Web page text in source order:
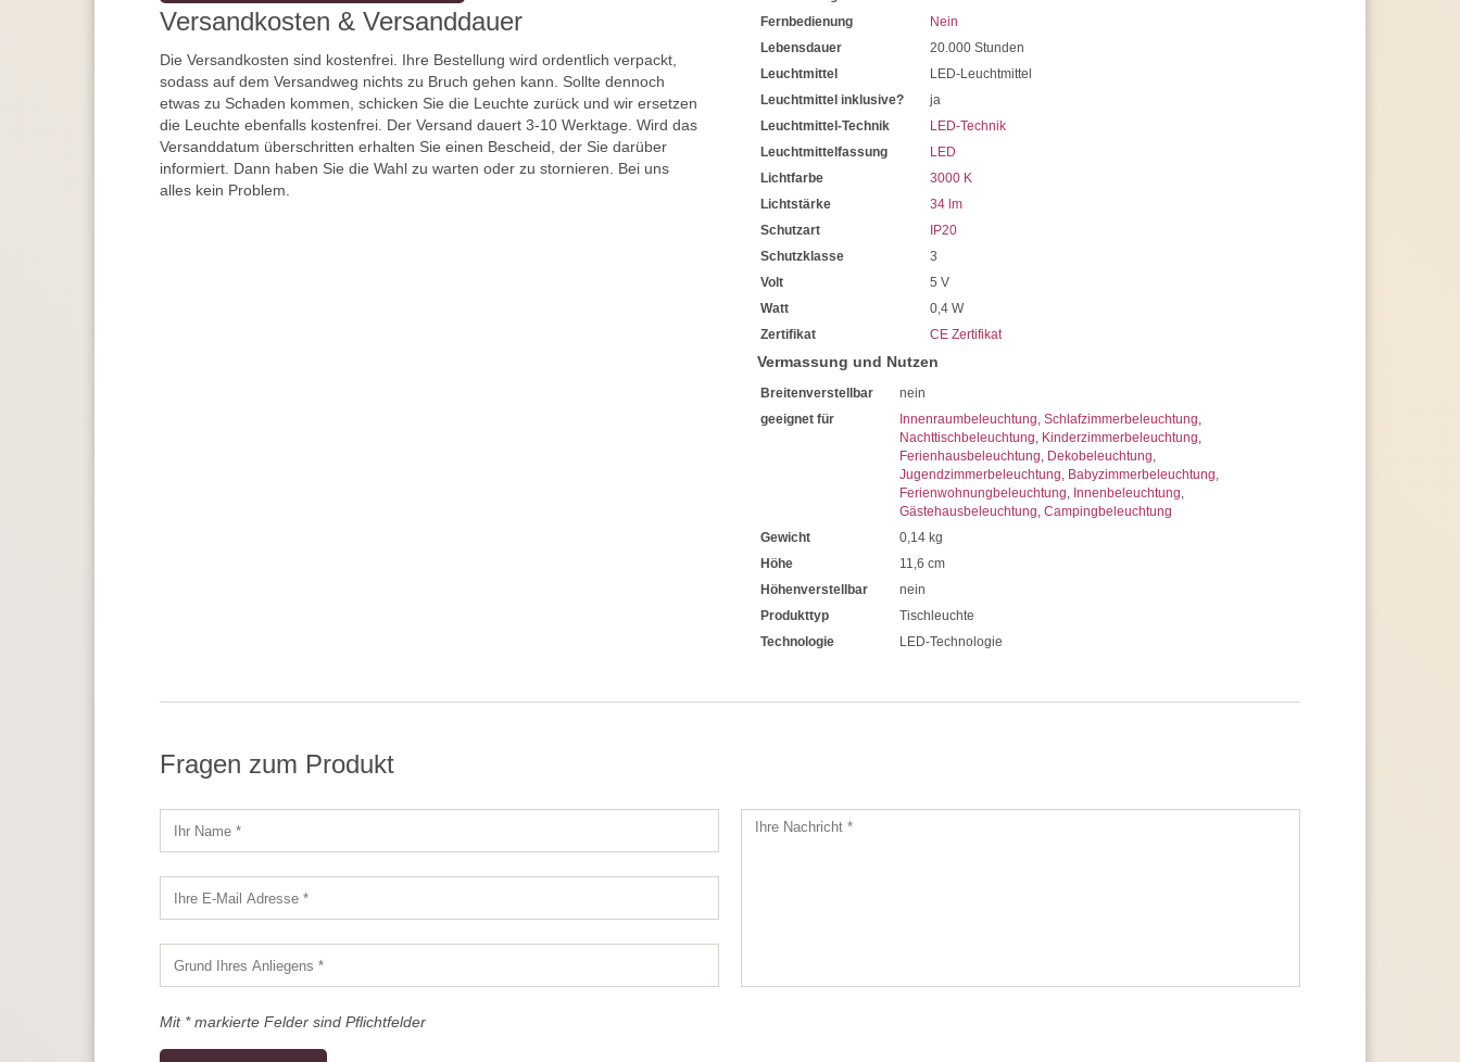
Versandkosten & Versanddauer
Die Versandkosten sind kostenfrei. Ihre Bestellung wird ordentlich verpackt,
sodass auf dem Versandweg nichts zu Bruch gehen kann. Sollte dennoch
etwas zu Schaden kommen, schicken Sie die Leuchte zurück und wir ersetzen
die Leuchte ebenfalls kostenfrei. Der Versand dauert 3-10 Werktage. Wird das
Versanddatum überschritten erhalten Sie einen Bescheid, der Sie darüber
informiert. Dann haben Sie die Wahl zu warten oder zu stornieren. Bei uns
alles kein Problem.
Fernbedienung
Nein
Lebensdauer
20.000 Stunden
Leuchtmittel
LED-Leuchtmittel
Leuchtmittel inklusive?
ja
Leuchtmittel-Technik
LED-Technik
Leuchtmittelfassung
LED
Lichtfarbe
3000 K
Lichtstärke
34 lm
Schutzart
IP20
Schutzklasse
3
Volt
5 V
Watt
0,4 W
Zertifikat
CE Zertifikat
Vermassung und Nutzen
Breitenverstellbar
nein
geeignet für
Innenraumbeleuchtung, Schlafzimmerbeleuchtung,
Nachttischbeleuchtung, Kinderzimmerbeleuchtung,
Ferienhausbeleuchtung, Dekobeleuchtung,
Jugendzimmerbeleuchtung, Babyzimmerbeleuchtung,
Ferienwohnungbeleuchtung, Innenbeleuchtung,
Gästehausbeleuchtung, Campingbeleuchtung
Gewicht
0,14 kg
Höhe
11,6 cm
Höhenverstellbar
nein
Produkttyp
Tischleuchte
Technologie
LED-Technologie
Fragen zum Produkt
Mit * markierte Felder sind Pflichtfelder